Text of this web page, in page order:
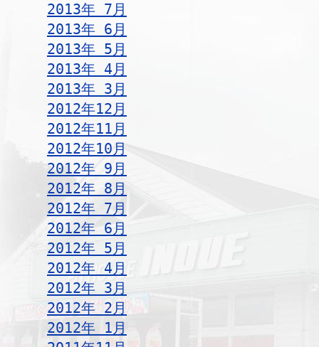
2013年 7月
2013年 6月
2013年 5月
2013年 4月
2013年 3月
2012年12月
2012年11月
2012年10月
2012年 9月
2012年 8月
2012年 7月
2012年 6月
2012年 5月
2012年 4月
2012年 3月
2012年 2月
2012年 1月